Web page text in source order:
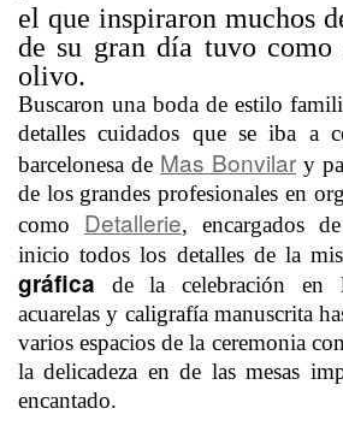
el que inspiraron muchos
de su gran día tuvo como
olivo.
Buscaron una boda de estilo
detalles cuidados que se iba a
barcelonesa de Mas Bonvilar y
de los grandes profesionales en
como Detallerie, encargados
inicio todos los detalles de la
gráfica
de la celebración en
acuarelas y caligrafía manuscrita
varios espacios de la ceremonia
la delicadeza en de las mesas
encantado.